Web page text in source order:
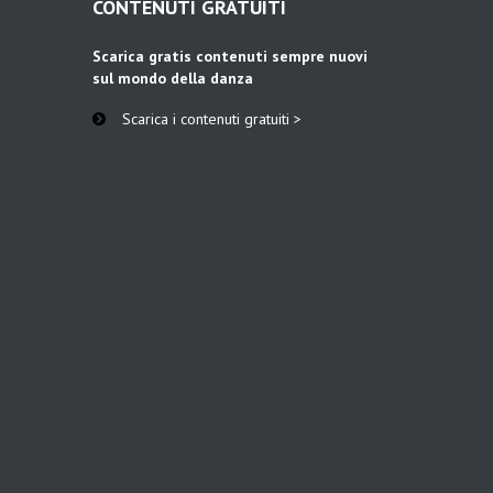
CONTENUTI GRATUITI
Scarica gratis contenuti sempre nuovi
sul mondo della danza
Scarica i contenuti gratuiti >